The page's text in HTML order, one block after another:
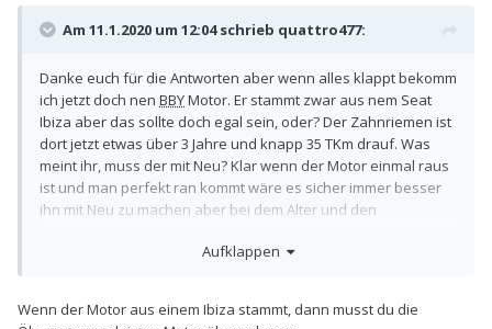
Am 11.1.2020 um 12:04 schrieb quattro477:
Danke euch für die Antworten aber wenn alles klappt bekomm
ich jetzt doch nen BBYMotor. Er stammt zwar aus nem Seat
Ibiza aber das sollte doch egal sein, oder? Der Zahnriemen ist
dort jetzt etwas über 3 Jahre und knapp 35 TKm drauf. Was
meint ihr, muss der mit Neu? Klar wenn der Motor einmal raus
ist und man perfekt ran kommt wäre es sicher immer besser
ihn mit Neu zu machen aber bei dem Alter und den
mal was von gehört dass die immer mal Probleme
Aufklappen
Wenn der Motor aus einem Ibiza stammt, dann musst du die